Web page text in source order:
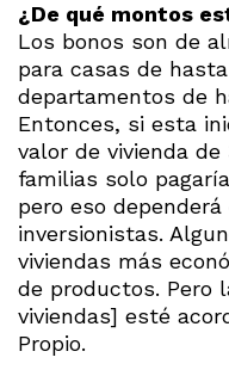
¿De qué montos
Los bonos son de
para casas de
departamentos de
Entonces, si esta
valor de vivienda
familias solo
pero eso
inversionistas.
viviendas más
de productos. Pero
viviendas] esté
Propio.